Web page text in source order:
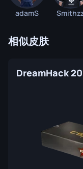
adamS
相似皮肤